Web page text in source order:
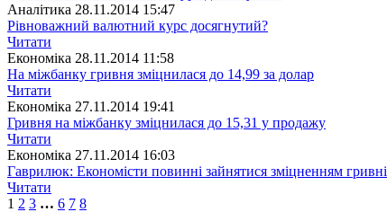
Аналітика 28.11.2014 15:47
Рівноважний валютний курс досягнутий?
Читати
Економіка 28.11.2014 11:58
На міжбанку гривня зміцнилася до 14,99 за долар
Читати
Економіка 27.11.2014 19:41
Гривня на міжбанку зміцнилася до 15,31 у продажу
Читати
Економіка 27.11.2014 16:03
Гаврилюк: Економісти повинні зайнятися зміцненням гривні
Читати
1 2 3 … 6 7 8